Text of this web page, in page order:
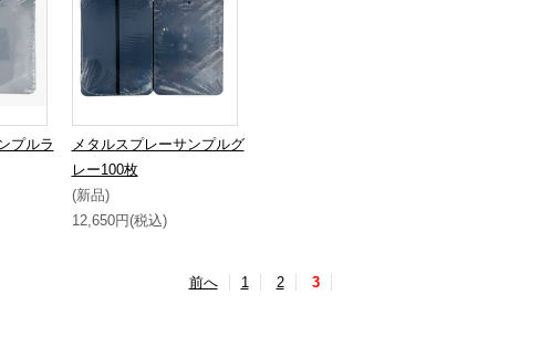
プルラ
メタルスプレーサンプルグ
レー100枚
(新品)
12,650円(税込)
前へ 1 2 3